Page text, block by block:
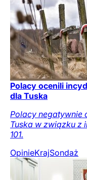
Polacy ocenili
dla Tuska
Polacy negatywnie
Tuska w związku z
101.
OpinieKrajSondaż